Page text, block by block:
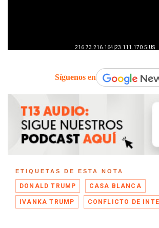
Síguenos en
ETIQUETAS DE ESTA NOTA
DONALD TRUMP CASA BLANCA
IVANKA TRUMP CONFLICTO DE